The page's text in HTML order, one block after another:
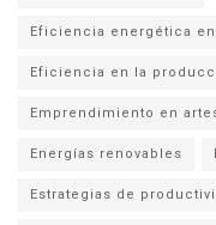
Eficiencia energética
Eficiencia en la
Emprendimiento en
Energías renovables
Estrategias de